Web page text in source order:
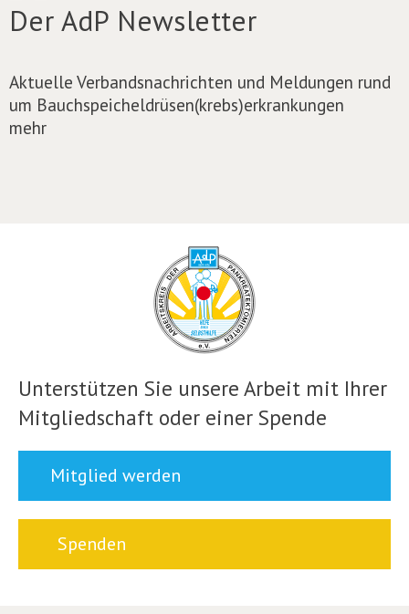
Der AdP Newsletter
Aktuelle Verbandsnachrichten und Meldungen rund
um Bauchspeicheldrüsen(krebs)erkrankungen
mehr
Unterstützen Sie unsere Arbeit mit Ihrer
Mitgliedschaft oder einer Spende
Mitglied werden
Spenden